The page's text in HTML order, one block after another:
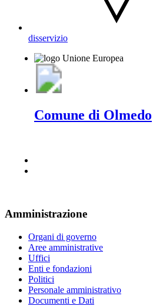
disservizio
Comune di Olmedo
Amministrazione
Organi di governo
Aree amministrative
Uffici
Enti e fondazioni
Politici
Personale amministrativo
Documenti e Dati